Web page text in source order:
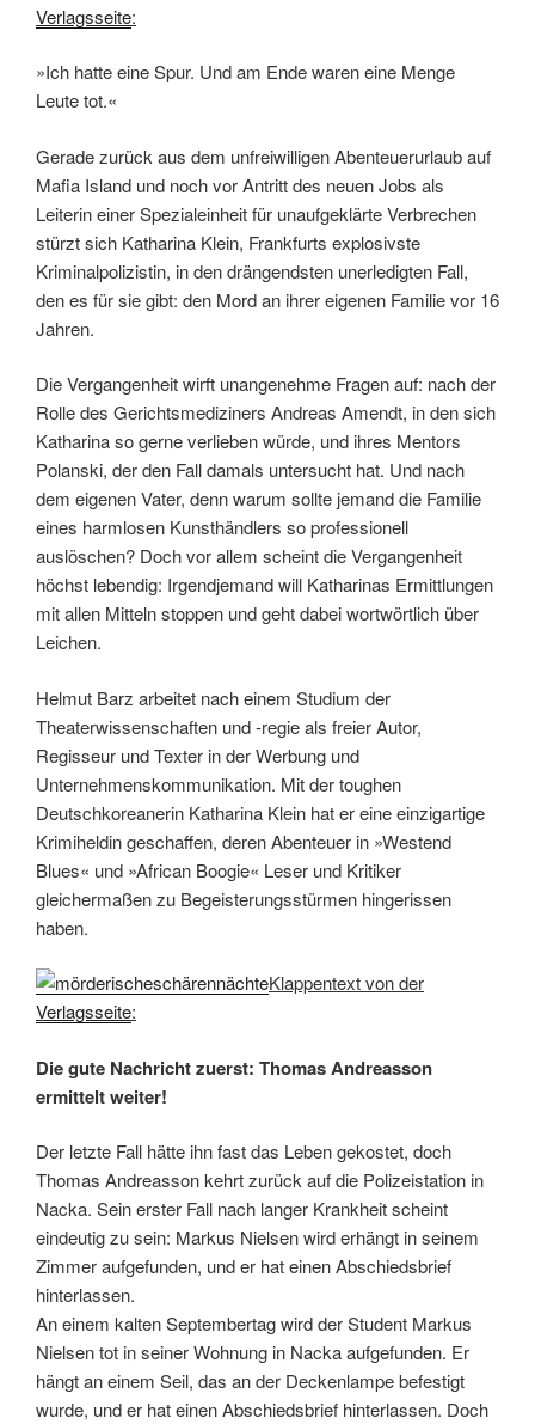
Verlagsseite:
»Ich hatte eine Spur. Und am Ende waren eine Menge
Leute tot.«
Gerade zurück aus dem unfreiwilligen Abenteuerurlaub auf
Mafia Island und noch vor Antritt des neuen Jobs als
Leiterin einer Spezialeinheit für unaufgeklärte Verbrechen
stürzt sich Katharina Klein, Frankfurts explosivste
Kriminalpolizistin, in den drängendsten unerledigten Fall,
den es für sie gibt: den Mord an ihrer eigenen Familie vor 16
Jahren.
Die Vergangenheit wirft unangenehme Fragen auf: nach der
Rolle des Gerichtsmediziners Andreas Amendt, in den sich
Katharina so gerne verlieben würde, und ihres Mentors
Polanski, der den Fall damals untersucht hat. Und nach
dem eigenen Vater, denn warum sollte jemand die Familie
eines harmlosen Kunsthändlers so professionell
auslöschen? Doch vor allem scheint die Vergangenheit
höchst lebendig: Irgendjemand will Katharinas Ermittlungen
mit allen Mitteln stoppen und geht dabei wortwörtlich über
Leichen.
Helmut Barz arbeitet nach einem Studium der
Theaterwissenschaften und -regie als freier Autor,
Regisseur und Texter in der Werbung und
Unternehmenskommunikation. Mit der toughen
Deutschkoreanerin Katharina Klein hat er eine einzigartige
Krimiheldin geschaffen, deren Abenteuer in »Westend
Blues« und »African Boogie« Leser und Kritiker
gleichermaßen zu Begeisterungsstürmen hingerissen
haben.
Klappentext von der
Verlagsseite:
Die gute Nachricht zuerst: Thomas Andreasson
ermittelt weiter!
Der letzte Fall hätte ihn fast das Leben gekostet, doch
Thomas Andreasson kehrt zurück auf die Polizeistation in
Nacka. Sein erster Fall nach langer Krankheit scheint
eindeutig zu sein: Markus Nielsen wird erhängt in seinem
Zimmer aufgefunden, und er hat einen Abschiedsbrief
hinterlassen.
An einem kalten Septembertag wird der Student Markus
Nielsen tot in seiner Wohnung in Nacka aufgefunden. Er
hängt an einem Seil, das an der Deckenlampe befestigt
wurde, und er hat einen Abschiedsbrief hinterlassen. Doch